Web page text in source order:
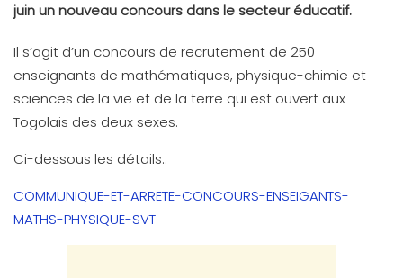
juin un nouveau concours dans le secteur éducatif.
Il s’agit d’un concours de recrutement de 250
enseignants de mathématiques, physique-chimie et
sciences de la vie et de la terre qui est ouvert aux
Togolais des deux sexes.
Ci-dessous les détails..
COMMUNIQUE-ET-ARRETE-CONCOURS-ENSEIGANTS-
MATHS-PHYSIQUE-SVT